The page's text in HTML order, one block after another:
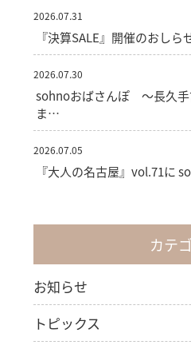
2026.07.31
『決算SALE』開催のおしら
2026.07.30
sohnoおばさんぽ ～長久手
ま…
2026.07.05
『大人の名古屋』vol.71に
カテ
お知らせ
トピックス